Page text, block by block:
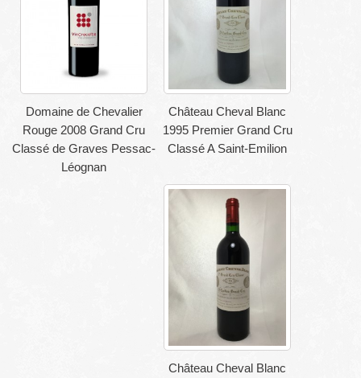
Domaine de Chevalier
Rouge 2008 Grand Cru
Classé de Graves Pessac-
Léognan
Château Cheval Blanc
1995 Premier Grand Cru
Classé A Saint-Emilion
Château Cheval Blanc